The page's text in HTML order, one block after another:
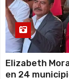
Elizabeth
en 24